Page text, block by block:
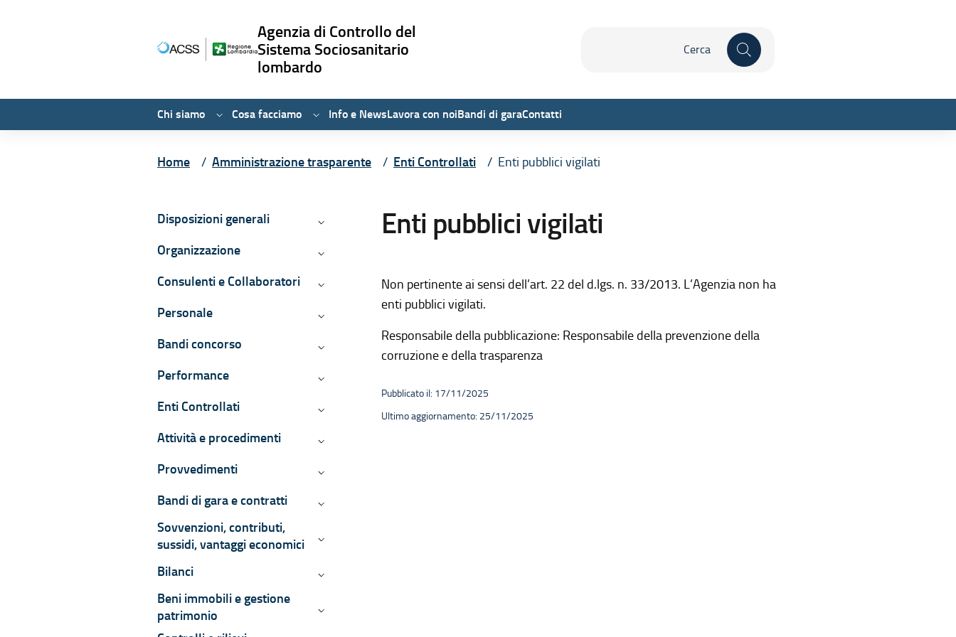
Agenzia di Controllo del
Sistema Sociosanitario
lombardo
Inizia la ricerca
Chi siamo Cosa facciamo Info e NewsLavora con noiBandi di garaContatti
Home Amministrazione trasparente Enti Controllati Enti pubblici vigilati
Enti pubblici vigilati
Non pertinente ai sensi dell’art. 22 del d.lgs. n. 33/2013. L’Agenzia non ha
enti pubblici vigilati.
Responsabile della pubblicazione: Responsabile della prevenzione della
corruzione e della trasparenza
Pubblicato il: 17/11/2025
Ultimo aggiornamento: 25/11/2025
Navigazione contestuale di Amministrazione Trasparente
Disposizioni generali Disposizioni generali
Organizzazione Organizzazione
Consulenti e Collaboratori Consulenti e Collaboratori
Personale Personale
Bandi concorso Bandi concorso
Performance Performance
Enti Controllati Enti Controllati
Attività e procedimenti Attività e procedimenti
Provvedimenti Provvedimenti
Bandi di gara e contratti Bandi di gara e contratti
Sovvenzioni, contributi,
sussidi, vantaggi economici
Sovvenzioni, contributi, sussidi, vantaggi economici
Bilanci Bilanci
Beni immobili e gestione
patrimonio
Beni immobili e gestione patrimonio